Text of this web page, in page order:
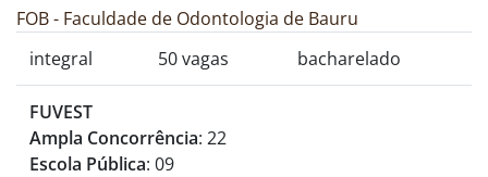
FOB - Faculdade de Odontologia de Bauru
integral
50 vagas bacharelado
FUVEST
Ampla Concorrência: 22
Escola Pública: 09